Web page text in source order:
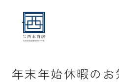
年末年始休暇のお